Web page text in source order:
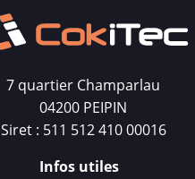
7 quartier Champarlau
04200 PEIPIN
Siret : 511 512 410 00016
Infos utiles